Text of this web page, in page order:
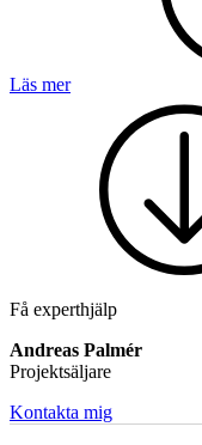
Positionsvisare /
Pulsgivare / Encoders
Motion
Läs mer
Få experthjälp
Andreas Palmér
Projektsäljare
Kontakta mig